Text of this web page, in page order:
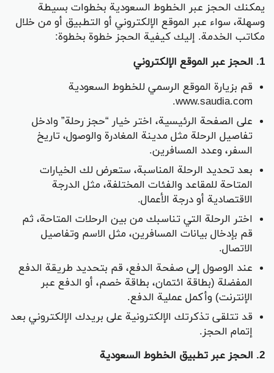
يمكنك الحجز عبر الخطوط السعودية بخطوات بسيطة
وسهلة، سواء عبر الموقع الإلكتروني أو التطبيق أو من خلال
مكاتب الخدمة. إليك كيفية الحجز خطوة بخطوة:
1. الحجز عبر الموقع الإلكتروني
قم بزيارة الموقع الرسمي للخطوط السعودية
www.saudia.com.
على الصفحة الرئيسية، اختر خيار “حجز رحلة” وادخل
تفاصيل الرحلة مثل مدينة المغادرة والوصول، تاريخ
السفر، وعدد المسافرين.
بعد تحديد الرحلة المناسبة، ستعرض لك الخيارات
المتاحة للمقاعد والفئات المختلفة، مثل الدرجة
الاقتصادية أو درجة الأعمال.
اختر الرحلة التي تناسبك من بين الرحلات المتاحة، ثم
قم بإدخال بيانات المسافرين، مثل الاسم وتفاصيل
الاتصال.
عند الوصول إلى صفحة الدفع، قم بتحديد طريقة الدفع
المفضلة (بطاقة ائتمان، بطاقة خصم، أو الدفع عبر
الإنترنت) وأكمل عملية الدفع.
قد تتلقى تذكرتك الإلكترونية على بريدك الإلكتروني بعد
إتمام الحجز.
2. الحجز عبر تطبيق الخطوط السعودية